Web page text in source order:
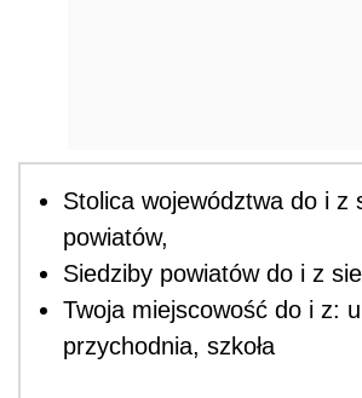
Stolica województwa do i z
powiatów,
Siedziby powiatów do i z
Twoja miejscowość do i z:
przychodnia, szkoła